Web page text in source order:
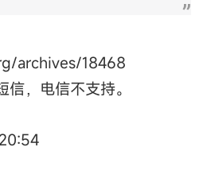
archives/18468
，电信不支持。